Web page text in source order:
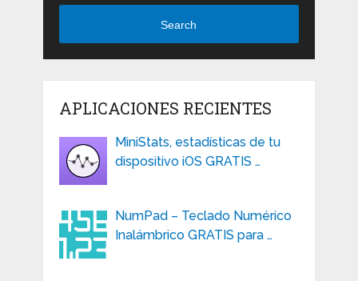
Search
APLICACIONES RECIENTES
MiniStats, estadísticas de tu
dispositivo iOS GRATIS …
NumPad – Teclado Numérico
Inalámbrico GRATIS para …